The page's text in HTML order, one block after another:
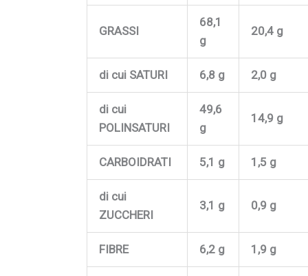
GRASSI
68,1
g
20,4 g
di cui SATURI 6,8 g 2,0 g
di cui
POLINSATURI
49,6
g
14,9 g
CARBOIDRATI 5,1 g 1,5 g
di cui
ZUCCHERI
3,1 g 0,9 g
FIBRE 6,2 g 1,9 g